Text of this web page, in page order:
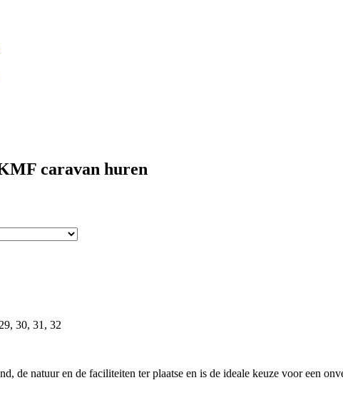
caravan huren
30, 31, 32
de natuur en de faciliteiten ter plaatse en is de ideale keuze voor een